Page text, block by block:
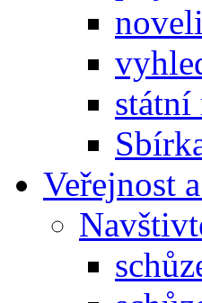
státní
Veřejnost